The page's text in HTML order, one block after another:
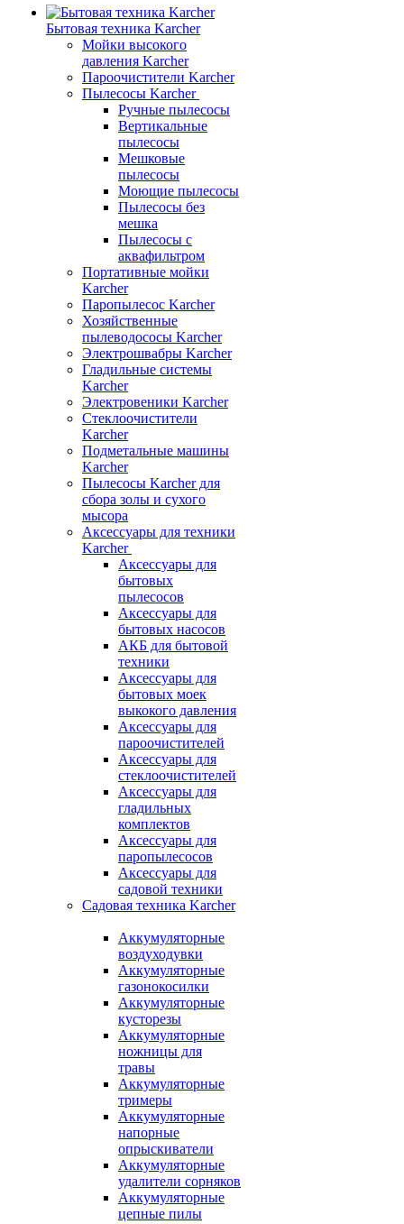
Бытовая техника Karcher
Мойки высокого
давления Karcher
Пароочистители Karcher
Пылесосы Karcher
Ручные пылесосы
Вертикальные
пылесосы
Мешковые
пылесосы
Моющие пылесосы
Пылесосы без
мешка
Пылесосы с
аквафильтром
Портативные мойки
Karcher
Паропылесос Karcher
Хозяйственные
пылеводососы Karcher
Электрошвабры Karcher
Гладильные системы
Karcher
Электровеники Karcher
Стеклоочистители
Karcher
Подметальные машины
Karcher
Пылесосы Karcher для
сбора золы и сухого
мысора
Аксессуары для техники
Karcher
Аксессуары для
бытовых
пылесосов
Аксессуары для
бытовых насосов
АКБ для бытовой
техники
Аксессуары для
бытовых моек
выкокого давления
Аксессуары для
пароочистителей
Аксессуары для
стеклоочистителей
Аксессуары для
гладильных
комплектов
Аксессуары для
паропылесосов
Аксессуары для
садовой техники
Садовая техника Karcher
Аккумуляторные
воздуходувки
Аккумуляторные
газонокосилки
Аккумуляторные
кусторезы
Аккумуляторные
ножницы для
травы
Аккумуляторные
тримеры
Аккумуляторные
напорные
опрыскиватели
Аккумуляторные
удалители сорняков
Аккумуляторные
цепные пилы